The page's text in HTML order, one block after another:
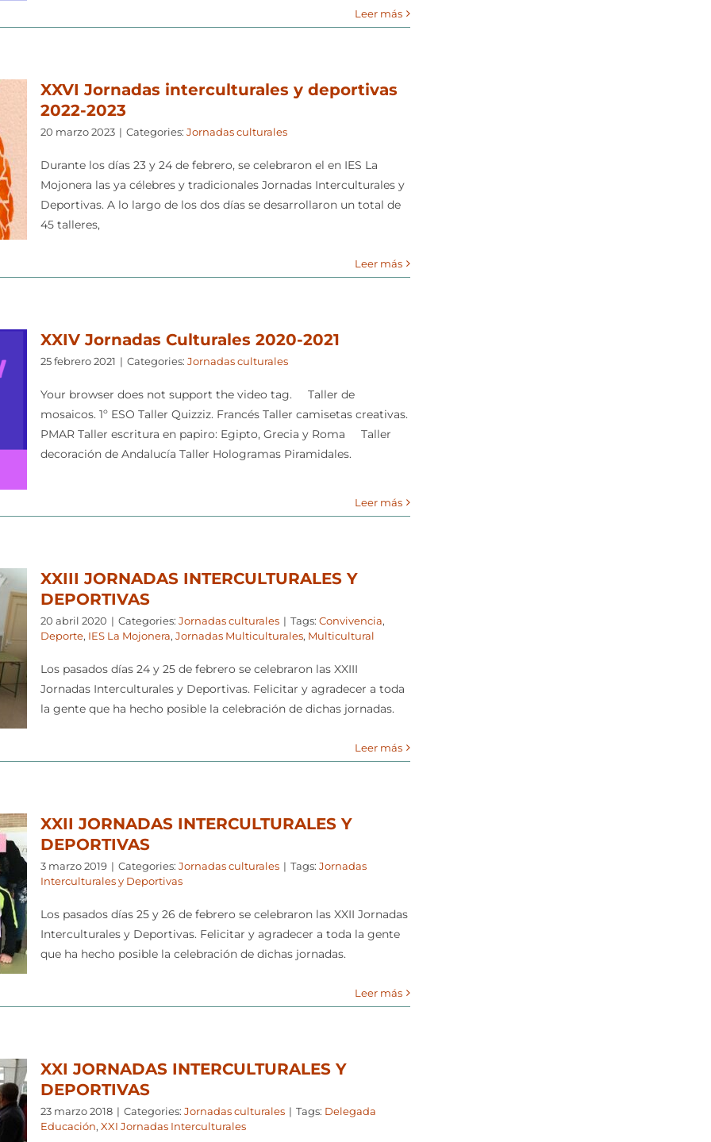
Leer más
XXVI Jornadas interculturales y deportivas
2022-2023
20 marzo 2023 | Categories: Jornadas culturales
Durante los días 23 y 24 de febrero, se celebraron el en IES La
Mojonera las ya célebres y tradicionales Jornadas Interculturales y
Deportivas. A lo largo de los dos días se desarrollaron un total de
45 talleres,
Leer más
XXIV Jornadas Culturales 2020-2021
25 febrero 2021 | Categories: Jornadas culturales
Your browser does not support the video tag. Taller de
mosaicos. 1º ESO Taller Quizziz. Francés Taller camisetas creativas.
PMAR Taller escritura en papiro: Egipto, Grecia y Roma Taller
decoración de Andalucía Taller Hologramas Piramidales.
Leer más
XXIII JORNADAS INTERCULTURALES Y
DEPORTIVAS
20 abril 2020 | Categories: Jornadas culturales | Tags: Convivencia,
Deporte, IES La Mojonera, Jornadas Multiculturales, Multicultural
Los pasados días 24 y 25 de febrero se celebraron las XXIII
Jornadas Interculturales y Deportivas. Felicitar y agradecer a toda
la gente que ha hecho posible la celebración de dichas jornadas.
Leer más
XXII JORNADAS INTERCULTURALES Y
DEPORTIVAS
3 marzo 2019 | Categories: Jornadas culturales | Tags: Jornadas
Interculturales y Deportivas
Los pasados días 25 y 26 de febrero se celebraron las XXII Jornadas
Interculturales y Deportivas. Felicitar y agradecer a toda la gente
que ha hecho posible la celebración de dichas jornadas.
Leer más
XXI JORNADAS INTERCULTURALES Y
DEPORTIVAS
23 marzo 2018 | Categories: Jornadas culturales | Tags: Delegada
Educación, XXI Jornadas Interculturales